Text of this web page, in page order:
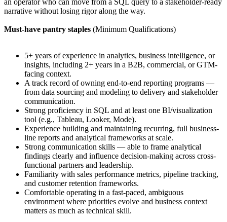
an operator who can move from a SQL query to a stakeholder-ready
narrative without losing rigor along the way.
Must-have pantry staples (Minimum Qualifications)
5+ years of experience in analytics, business intelligence, or
insights, including 2+ years in a B2B, commercial, or GTM-
facing context.
A track record of owning end-to-end reporting programs —
from data sourcing and modeling to delivery and stakeholder
communication.
Strong proficiency in SQL and at least one BI/visualization
tool (e.g., Tableau, Looker, Mode).
Experience building and maintaining recurring, full business-
line reports and analytical frameworks at scale.
Strong communication skills — able to frame analytical
findings clearly and influence decision-making across cross-
functional partners and leadership.
Familiarity with sales performance metrics, pipeline tracking,
and customer retention frameworks.
Comfortable operating in a fast-paced, ambiguous
environment where priorities evolve and business context
matters as much as technical skill.